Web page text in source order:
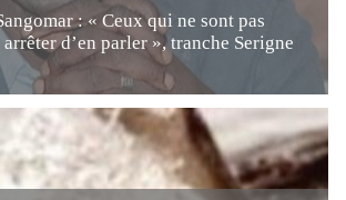
: « Ceux qui ne sont pas
d’en parler », tranche Serigne